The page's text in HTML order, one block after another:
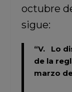
octubre
sigue:
“V. Lo
de la
marzo